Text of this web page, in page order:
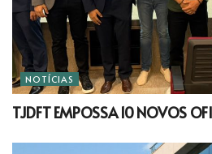
NOTÍCIAS
TJDFT EMPOSSA 10 NOVOS